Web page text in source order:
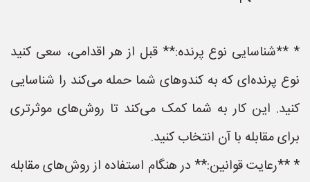
* **شناسایی نوع پرنده:** قبل از هر اقدامی، سعی کنید
نوع پرنده‌ای که به کندوهای شما حمله می‌کند را شناسایی
کنید. این کار به شما کمک می‌کند تا روش‌های موثرتری
برای مقابله با آن انتخاب کنید.
* **رعایت قوانین:** در هنگام استفاده از روش‌های مقابله